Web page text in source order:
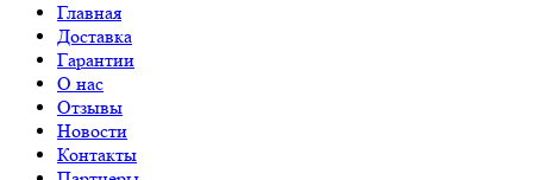
Главная
Доставка
Гарантии
О нас
Отзывы
Новости
Контакты